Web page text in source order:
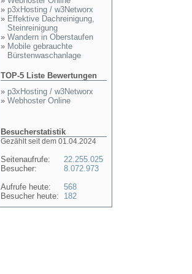
» p3xHosting / w3Networx
» Effektive Dachreinigung,
Steinreinigung
» Wandern in Oberstaufen
» Mobile gebrauchte
Bürstenwaschanlage
TOP-5 Liste Bewertungen
» p3xHosting / w3Networx
» Webhoster Online
Besucherstatistik
Gezählt seit dem 01.04.2024
Seitenaufrufe:
Besucher:
Aufrufe heute:
Besucher heute:
22.255.025
8.072.973
568
182